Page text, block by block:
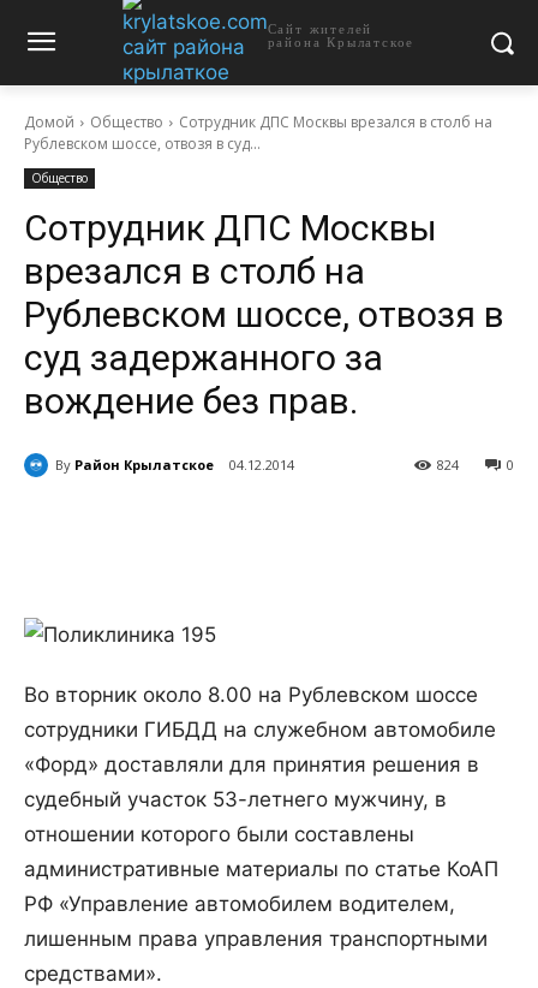
Сайт жителей
района Крылатское
Домой Общество
Сотрудник ДПС Москвы врезался в столб на
Рублевском шоссе, отвозя в суд...
Общество
Сотрудник ДПС Москвы
врезался в столб на
Рублевском шоссе, отвозя в
суд задержанного за
вождение без прав.
By Район Крылатское 04.12.2014 0
824
Во вторник около 8.00 на Рублевском шоссе
сотрудники ГИБДД на служебном автомобиле
«Форд» доставляли для принятия решения в
судебный участок 53-летнего мужчину, в
отношении которого были составлены
административные материалы по статье КоАП
РФ «Управление автомобилем водителем,
лишенным права управления транспортными
средствами».